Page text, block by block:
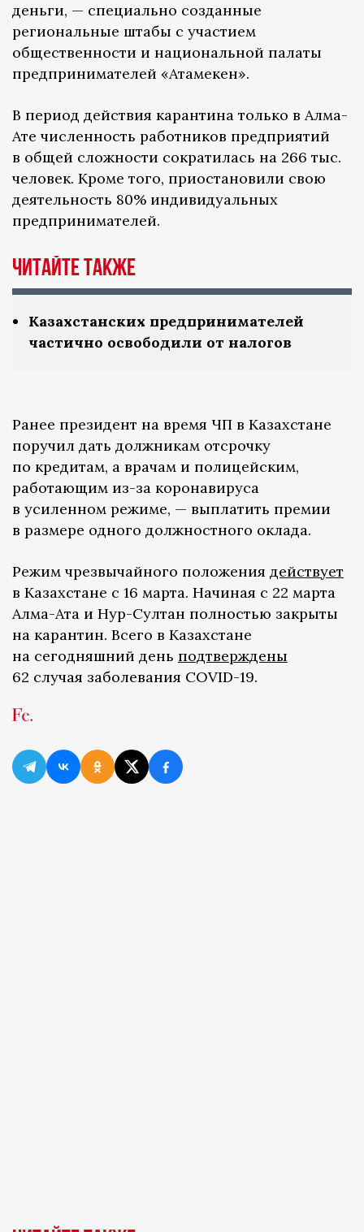
деньги, — специально созданные
региональные штабы с участием
общественности и национальной палаты
предпринимателей «Атамекен».
В период действия карантина только в Алма-
Ате численность работников предприятий
в общей сложности сократилась на 266 тыс.
человек. Кроме того, приостановили свою
деятельность 80% индивидуальных
предпринимателей.
ЧИТАЙТЕ ТАКЖЕ
Казахстанских предпринимателей
частично освободили от налогов
Ранее президент на время ЧП в Казахстане
поручил дать должникам отсрочку
по кредитам, а врачам и полицейским,
работающим из-за коронавируса
в усиленном режиме, — выплатить премии
в размере одного должностного оклада.
Режим чрезвычайного положения действует
в Казахстане с 16 марта. Начиная с 22 марта
Алма-Ата и Нур-Султан полностью закрыты
на карантин. Всего в Казахстане
на сегодняшний день подтверждены
62 случая заболевания CОVID-19.